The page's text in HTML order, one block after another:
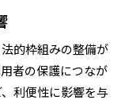
的枠組みの整備が
者の保護につなが
利便性に影響を与